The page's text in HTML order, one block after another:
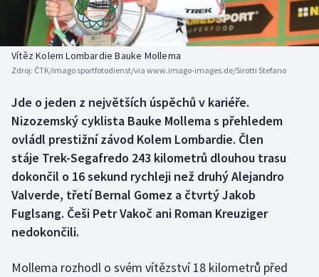
Curling
Dostihy
Florbal
Futsal
Golf
Gymnastika
Házená
Jezdectví
Vítěz Kolem Lombardie Bauke Mollema
Zdroj: ČTK/imago sportfotodienst/via www.imago-images.de/Sirotti Stefano
Jde o jeden z největších úspěchů v kariéře.
Nizozemský cyklista Bauke Mollema s přehledem
ovládl prestižní závod Kolem Lombardie. Člen
stáje Trek-Segafredo 243 kilometrů dlouhou trasu
dokončil o 16 sekund rychleji než druhý Alejandro
Valverde, třetí Bernal Gomez a čtvrtý Jakob
Fuglsang. Češi Petr Vakoč ani Roman Kreuziger
nedokončili.
Mollema rozhodl o svém vítězství 18 kilometrů před